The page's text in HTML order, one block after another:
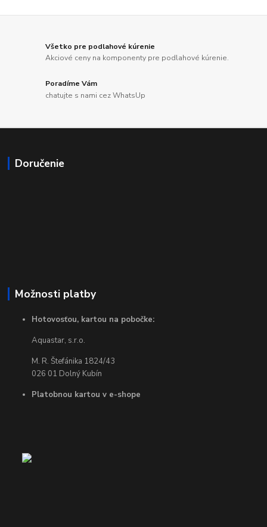
Všetko pre podlahové kúrenie
Akciové ceny na komponenty pre podlahové kúrenie.
Poradíme Vám
chatujte s nami cez WhatsUp
Doručenie
Možnosti platby
Hotovosťou, kartou na pobočke:
Aquastar, s.r.o.
M. R. Štefánika 1824/43
026 01 Dolný Kubín
Platobnou kartou v e-shope